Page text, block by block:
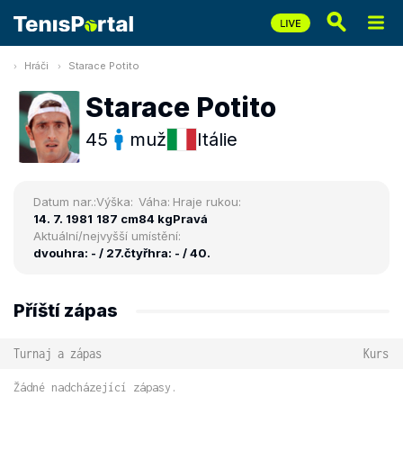
Hráči Starace Potito
Starace Potito
45 muž Itálie
Datum nar.:
14. 7. 1981
Výška:
187 cm
Váha:
84 kg
Hraje rukou:
Pravá
Aktuální/nejvyšší umístění:
dvouhra: - / 27.čtyřhra: - / 40.
Příští zápas
Turnaj a zápas Kurs
Žádné nadcházející zápasy.